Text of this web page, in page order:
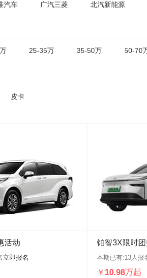
汽车 广汽三菱 北汽新能源
25-35万 35-50万 50-70
皮卡
活动
立即报名
铂智3X限时
本期已有:13人报
￥ 10.98万起